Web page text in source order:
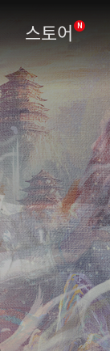
스토어 N